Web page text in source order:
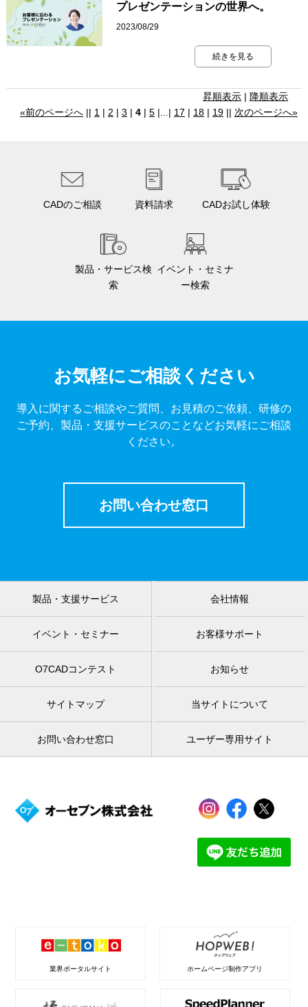
プレゼンテーションの世界へ。
2023/08/29
続きを見る
昇順表示 | 降順表示
«前のページへ|| 1 | 2 | 3 | 4| 5|...| 17 | 18| 19|| 次のページへ»
CADのご相談 資料請求 CADお試し体験
製品・サービス検
索
イベント・セミナ
ー検索
お気軽にご相談ください
導入に関するご相談やご質問、お見積のご依頼、研修の
ご予約、製品・支援サービスのことなどお気軽にご相談
ください。
お問い合わせ窓口
製品・支援サービス 会社情報
イベント・セミナー お客様サポート
O7CADコンテスト お知らせ
サイトマップ 当サイトについて
お問い合わせ窓口 ユーザー専用サイト
業界ポータルサイト ホームページ制作アプリ